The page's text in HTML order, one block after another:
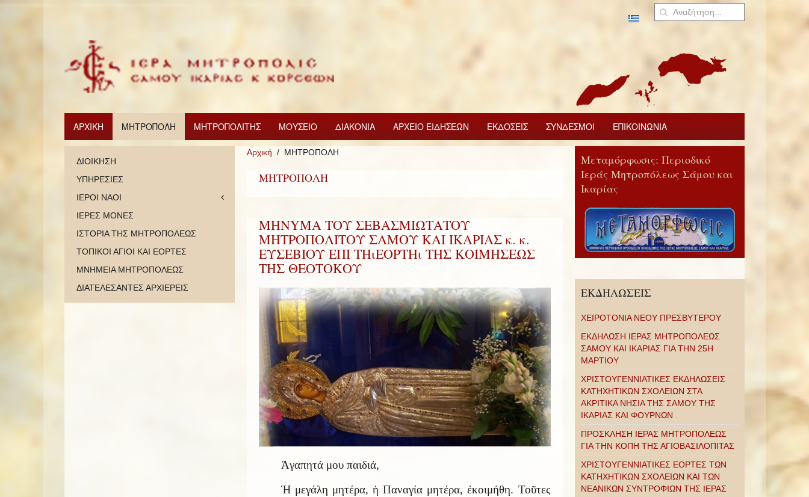
ΑΡΧΙΚΗ ΜΗΤΡΟΠΟΛΗ ΜΗΤΡΟΠΟΛΙΤΗΣ ΜΟΥΣΕΙΟ ΔΙΑΚΟΝΙΑ ΑΡΧΕΙΟ ΕΙΔΗΣΕΩΝ ΕΚΔΟΣΕΙΣ ΣΥΝΔΕΣΜΟΙ ΕΠΙΚΟΙΝΩΝΙΑ
Αρχική ΜΗΤΡΟΠΟΛΗ
ΜΗΤΡΟΠΟΛΗ
MHNYMA ΤΟΥ ΣΕΒΑΣΜΙΩΤΑΤΟΥ
ΜΗΤΡΟΠΟΛΙΤΟΥ ΣΑΜΟΥ ΚΑΙ ΙΚΑΡΙΑΣ κ. κ.
ΕΥΣΕΒΙΟΥ ΕΠΙ ΤΗιΕΟΡΤΗι ΤΗΣ ΚΟΙΜΗΣΕΩΣ
ΤΗΣ ΘΕΟΤΟΚΟΥ
Ἀγαπητά μου παιδιά,
Ἡ μεγάλη μητέρα, ἡ Παναγία μητέρα, ἐκοιμήθη. Τοῦτες
ΔΙΟΙΚΗΣΗ
ΥΠΗΡΕΣΙΕΣ
ΙΕΡΟΙ ΝΑΟΙ
ΙΕΡΕΣ ΜΟΝΕΣ
ΙΣΤΟΡΙΑ ΤΗΣ ΜΗΤΡΟΠΟΛΕΩΣ
ΤΟΠΙΚΟΙ ΑΓΙΟΙ ΚΑΙ ΕΟΡΤΕΣ
ΜΝΗΜΕΙΑ ΜΗΤΡΟΠΟΛΕΩΣ
ΔΙΑΤΕΛΕΣΑΝΤΕΣ ΑΡΧΙΕΡΕΙΣ
Μεταμόρφωσις: Περιοδικό
Ιεράς Μητροπόλεως Σάμου και
Ικαρίας
ΕΚΔΗΛΩΣΕΙΣ
ΧΕΙΡΟΤΟΝΙΑ ΝΕΟΥ ΠΡΕΣΒΥΤΕΡΟΥ
ΕΚΔΗΛΩΣΗ ΙΕΡΑΣ ΜΗΤΡΟΠΟΛΕΩΣ
ΣΑΜΟΥ ΚΑΙ ΙΚΑΡΙΑΣ ΓΙΑ ΤΗΝ 25Η
ΜΑΡΤΙΟΥ
ΧΡΙΣΤΟΥΓΕΝΝΙΑΤΙΚΕΣ ΕΚΔΗΛΩΣΕΙΣ
ΚΑΤΗΧΗΤΙΚΩΝ ΣΧΟΛΕΙΩΝ ΣΤΑ
ΑΚΡΙΤΙΚΑ ΝΗΣΙΑ ΤΗΣ ΣΑΜΟΥ ΤΗΣ
ΙΚΑΡΙΑΣ ΚΑΙ ΦΟΥΡΝΩΝ .
ΠΡΟΣΚΛΗΣΗ ΙΕΡΑΣ ΜΗΤΡΟΠΟΛΕΩΣ
ΓΙΑ ΤΗΝ ΚΟΠΗ ΤΗΣ ΑΓΙΟΒΑΣΙΛΟΠΙΤΑΣ
ΧΡΙΣΤΟΥΓΕΝΝΙΑΤΙΚΕΣ ΕΟΡΤΕΣ ΤΩΝ
ΚΑΤΗΧΗΤΙΚΩΝ ΣΧΟΛΕΙΩΝ ΚΑΙ ΤΩΝ
ΝΕΑΝΙΚΩΝ ΣΥΝΤΡΟΦΙΩΝ ΤΗΣ ΙΕΡΑΣ